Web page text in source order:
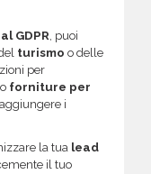
GDPR, puoi
turismo o delle
per
o forniture per
i
la tua lead
il tuo